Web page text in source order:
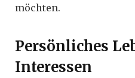
möchten.
Persönliches
Interessen